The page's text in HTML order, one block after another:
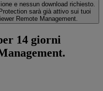
e nessun download richiesto.
sarà già attivo sui tuoi
Remote Management.
14 giorni